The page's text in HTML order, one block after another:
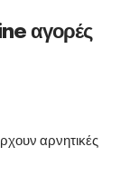
αγορές
αρνητικές